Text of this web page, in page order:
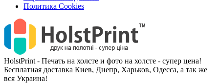
Политика Cookies
HolstPrint - Печать на холсте и фото на холсте - супер цена!
Бесплатная доставка Киев, Днепр, Харьков, Одесса, а так же
вся Украина!